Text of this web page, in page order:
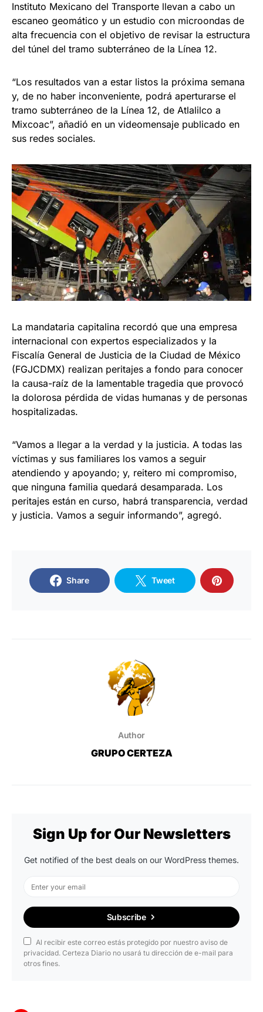
Instituto Mexicano del Transporte llevan a cabo un
escaneo geomático y un estudio con microondas de
alta frecuencia con el objetivo de revisar la estructura
del túnel del tramo subterráneo de la Línea 12.
“Los resultados van a estar listos la próxima semana
y, de no haber inconveniente, podrá aperturarse el
tramo subterráneo de la Línea 12, de Atlalilco a
Mixcoac”, añadió en un videomensaje publicado en
sus redes sociales.
La mandataria capitalina recordó que una empresa
internacional con expertos especializados y la
Fiscalía General de Justicia de la Ciudad de México
(FGJCDMX) realizan peritajes a fondo para conocer
la causa-raíz de la lamentable tragedia que provocó
la dolorosa pérdida de vidas humanas y de personas
hospitalizadas.
“Vamos a llegar a la verdad y la justicia. A todas las
víctimas y sus familiares los vamos a seguir
atendiendo y apoyando; y, reitero mi compromiso,
que ninguna familia quedará desamparada. Los
peritajes están en curso, habrá transparencia, verdad
y justicia. Vamos a seguir informando”, agregó.
Share Tweet
Author
GRUPO CERTEZA
Sign Up for Our Newsletters
Get notified of the best deals on our WordPress themes.
Subscribe
Al recibir este correo estás protegido por nuestro aviso de
privacidad. Certeza Diario no usará tu dirección de e-mail para
otros fines.